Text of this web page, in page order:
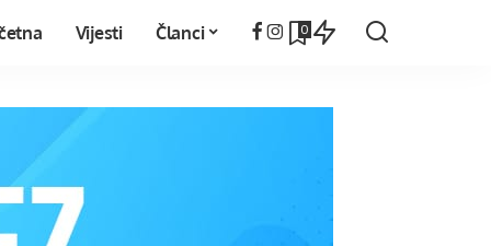
Vijesti Članci 0